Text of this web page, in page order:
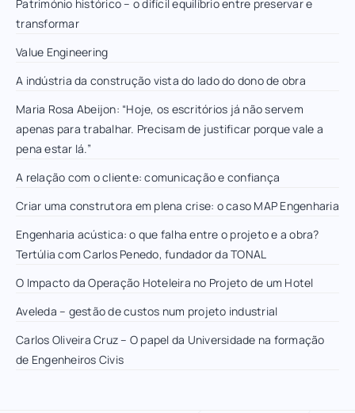
Património histórico – o difícil equilíbrio entre preservar e
transformar
Value Engineering
A indústria da construção vista do lado do dono de obra
Maria Rosa Abeijon: “Hoje, os escritórios já não servem
apenas para trabalhar. Precisam de justificar porque vale a
pena estar lá.”
A relação com o cliente: comunicação e confiança
Criar uma construtora em plena crise: o caso MAP Engenharia
Engenharia acústica: o que falha entre o projeto e a obra?
Tertúlia com Carlos Penedo, fundador da TONAL
O Impacto da Operação Hoteleira no Projeto de um Hotel
Aveleda – gestão de custos num projeto industrial
Carlos Oliveira Cruz – O papel da Universidade na formação
de Engenheiros Civis